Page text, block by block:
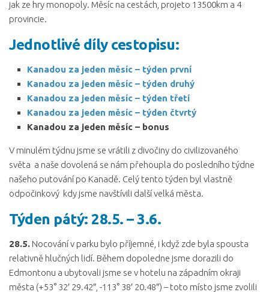
jak ze hry monopoly. Měsíc na cestách, projeto 13500km a 4
provincie.
Jednotlivé díly cestopisu:
Kanadou za jeden měsíc – týden první
Kanadou za jeden měsíc – týden druhý
Kanadou za jeden měsíc – týden třetí
Kanadou za jeden měsíc – týden čtvrtý
Kanadou za jeden měsíc – bonus
V minulém týdnu jsme se vrátili z divočiny do civilizovaného
světa a naše dovolená se nám přehoupla do posledního týdne
našeho putování po Kanadě. Celý tento týden byl vlastně
odpočinkový kdy jsme navštívili další velká města.
Týden pátý: 28.5. – 3.6.
28.5. Nocování v parku bylo příjemné, i když zde byla spousta
relativně hlučných lidí. Během dopoledne jsme dorazili do
Edmontonu a ubytovali jsme se v hotelu na západním okraji
města (+53° 32′ 29.42″, -113° 38′ 20.48″) – toto místo jsme zvolili